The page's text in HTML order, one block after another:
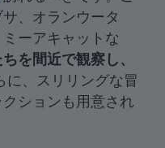
、オランウータ
ーアキャットな
を間近で観察し、
に、スリリングな冒
ションも用意され